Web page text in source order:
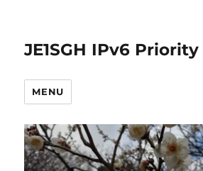
JE1SGH IPv6 Priority
MENU